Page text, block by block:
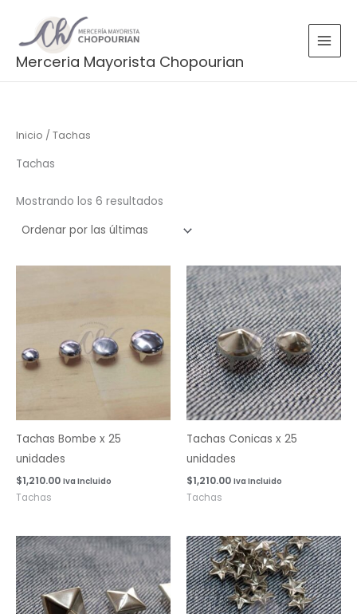
contenido
Merceria Mayorista Chopourian
Inicio / Tachas
Tachas
Mostrando los 6 resultados
Tachas Bombe x 25
unidades
$1,210.00 Iva Incluido
Tachas
Tachas Conicas x 25
unidades
$1,210.00 Iva Incluido
Tachas